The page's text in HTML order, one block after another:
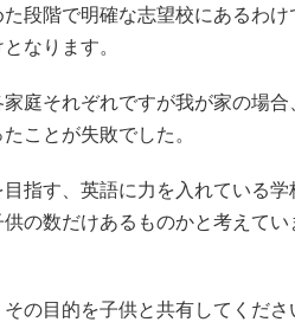
段階で明確な志望校にあるわ
なります。
庭それぞれですが我が家の場
ことが失敗でした。
指す、英語に力を入れている
の数だけあるものかと考えて
の目的を子供と共有してくだ